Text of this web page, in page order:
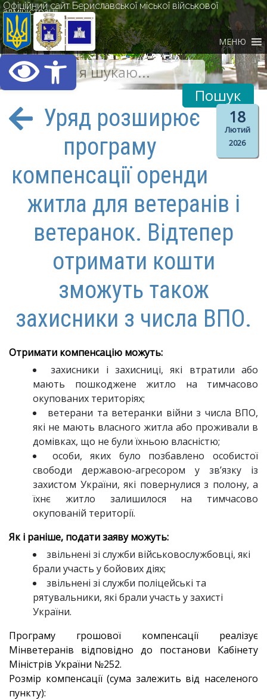
Відкрити Панель
Офіційний сайт Бериславської міської військової
адміністрації
МЕНЮ
18
Лютий
2026
Уряд розширює
програму
компенсації оренди
житла для ветеранів і
ветеранок. Відтепер
отримати кошти
зможуть також
захисники з числа ВПО.
Отримати компенсацію можуть:
захисники і захисниці, які втратили або
мають пошкоджене житло на тимчасово
окупованих територіях;
ветерани та ветеранки війни з числа ВПО,
які не мають власного житла або проживали в
домівках, що не були їхньою власністю;
особи, яких було позбавлено особистої
свободи державою-агресором у зв’язку із
захистом України, які повернулися з полону, а
їхнє житло залишилося на тимчасово
окупованій території.
Як і раніше, подати заяву можуть:
звільнені зі служби військовослужбовці, які
брали участь у бойових діях;
звільнені зі служби поліцейські та
рятувальники, які брали участь у захисті
України.
Програму грошової компенсації реалізує
Мінветеранів відповідно до постанови Кабінету
Міністрів України №252.
Розмір компенсації (сума залежить від населеного
пункту):